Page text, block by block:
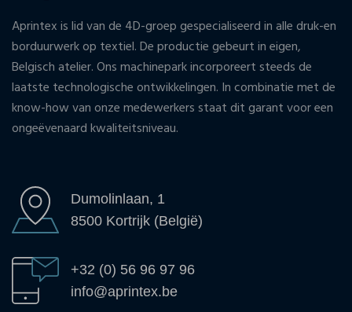
Aprintex is lid van de 4D-groep gespecialiseerd in alle druk-en
borduurwerk op textiel. De productie gebeurt in eigen,
Belgisch atelier. Ons machinepark incorporeert steeds de
laatste technologische ontwikkelingen. In combinatie met de
know-how van onze medewerkers staat dit garant voor een
ongeëvenaard kwaliteitsniveau.
Dumolinlaan, 1
8500 Kortrijk (België)
+32 (0) 56 96 97 96
info@aprintex.be